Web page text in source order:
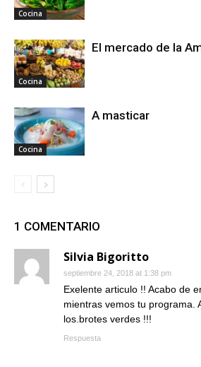
Cocina
Cocina
El mercado de la
Cocina
A masticar
1 COMENTARIO
Silvia Bigoritto
septiembre 24, 2018 at 1:38 pm
Exelente articulo !! Acabo de
mientras vemos tu programa.
los.brotes verdes !!!
Respuesta